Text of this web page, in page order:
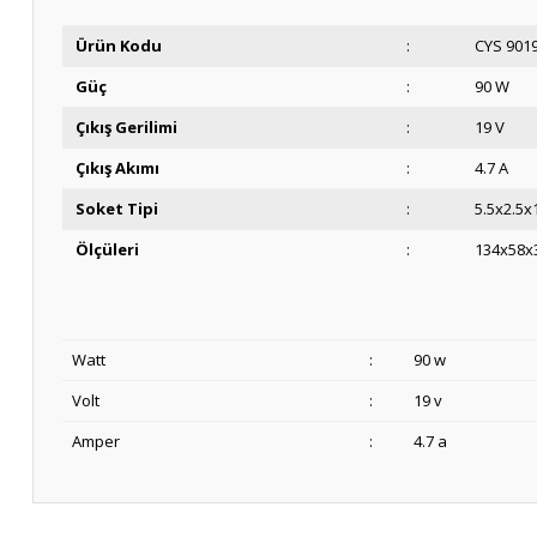
Ürün Kodu :
Güç
:
90 W
Çıkış Gerilimi
:
19 V
Çıkış Akımı
:
4.7 A
Soket Tipi
:
Ölçüleri
:
Watt :
90 w
Volt
:
19 v
Amper
: 4.7 a